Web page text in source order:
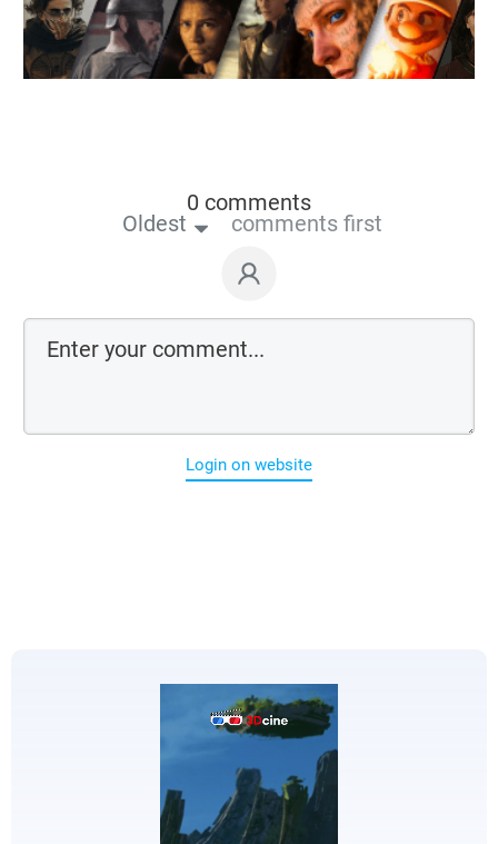
0 comments
Oldest comments first
Login on website